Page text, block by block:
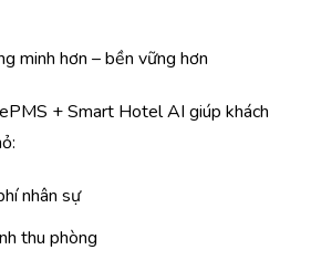
minh hơn – bền vững hơn
+ Smart Hotel AI giúp khách
nhân sự
thu phòng